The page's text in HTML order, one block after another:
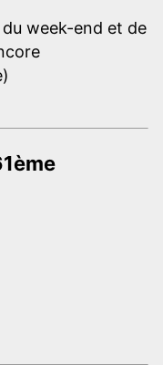
week-end et de